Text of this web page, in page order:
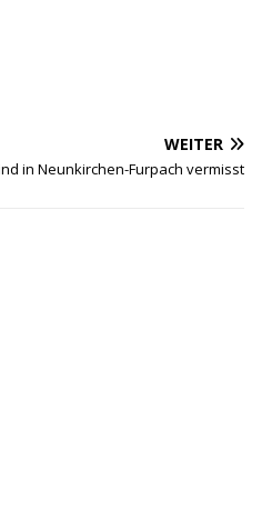
WEITER
in Neunkirchen-Furpach vermisst